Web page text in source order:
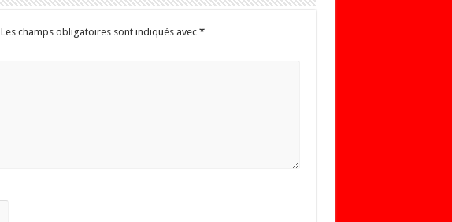
Les champs obligatoires sont indiqués avec *